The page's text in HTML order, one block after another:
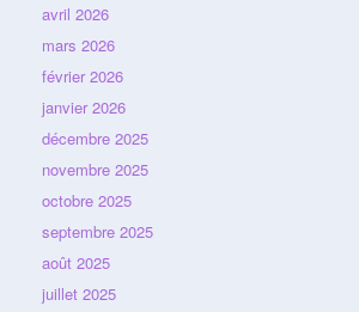
avril 2026
mars 2026
février 2026
janvier 2026
décembre 2025
novembre 2025
octobre 2025
septembre 2025
août 2025
juillet 2025